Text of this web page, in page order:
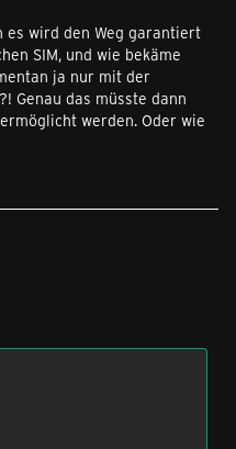
es wird den Weg garantiert
SIM, und wie bekäme
ja nur mit der
Genau das müsste dann
werden. Oder wie